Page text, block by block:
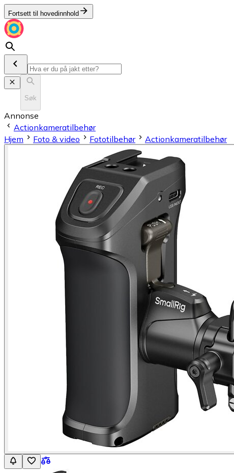
Fortsett til hovedinnhold
Søk
Annonse
Actionkameratilbehør
Hjem
Foto & video Fototilbehør Actionkameratilbehør